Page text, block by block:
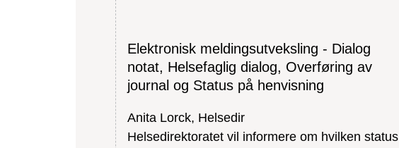
Elektronisk meldingsutveksling - Dialog
notat, Helsefaglig dialog, Overføring av
journal og Status på henvisning
Anita Lorck, Helsedir
Helsedirektoratet vil informere om hvilken status